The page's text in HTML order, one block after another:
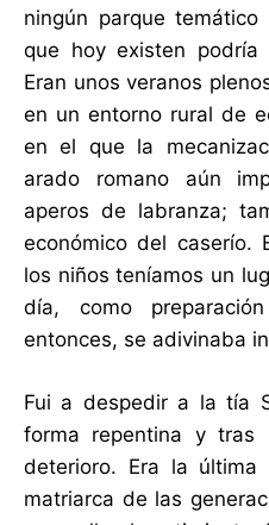
ningún parque
que hoy existen podría
Eran unos veranos
en un entorno rural de
en el que la
arado romano aún
aperos de labranza;
económico del caserío.
los niños teníamos un
día, como
entonces, se adivinaba
Fui a despedir a la tía
forma repentina y
deterioro. Era la
matriarca de las